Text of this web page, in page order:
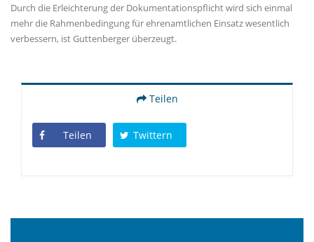
Durch die Erleichterung der Dokumentationspflicht wird sich einmal
mehr die Rahmenbedingung für ehrenamtlichen Einsatz wesentlich
verbessern, ist Guttenberger überzeugt.
Teilen
Teilen Twittern